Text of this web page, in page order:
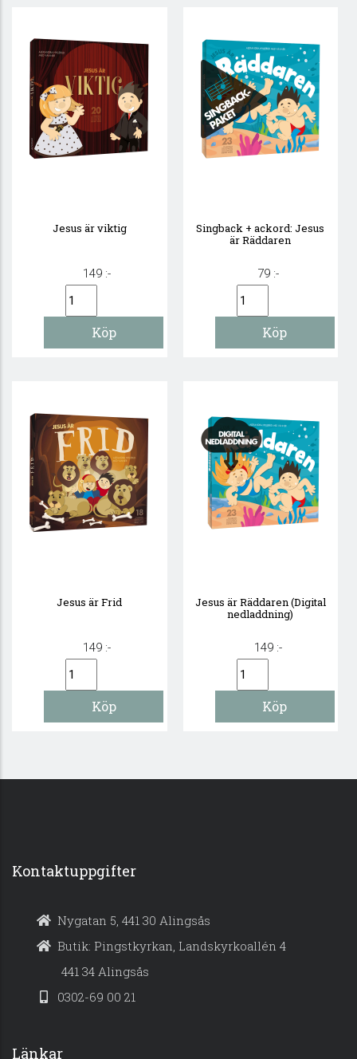
Jesus är viktig
149 :-
Singback + ackord: Jesus
är Räddaren
79 :-
Jesus är Frid
149 :-
Jesus är Räddaren (Digital
nedladdning)
149 :-
Kontaktuppgifter
Nygatan 5, 441 30 Alingsås
Butik: Pingstkyrkan, Landskyrkoallén 4
441 34 Alingsås
0302-69 00 21
Länkar